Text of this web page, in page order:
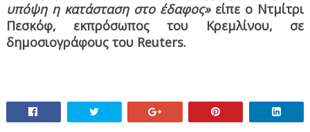
υπόψη η κατάσταση στο έδαφος»είπε ο Ντμίτρι
Πεσκόφ, εκπρόσωπος του Κρεμλίνου, σε
δημοσιογράφους του Reuters.